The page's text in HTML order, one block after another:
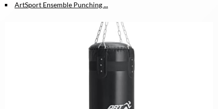
ArtSport Ensemble Punching ...